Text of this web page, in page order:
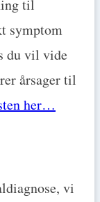
til
symptom
du vil vide
årsager til
her…
vi